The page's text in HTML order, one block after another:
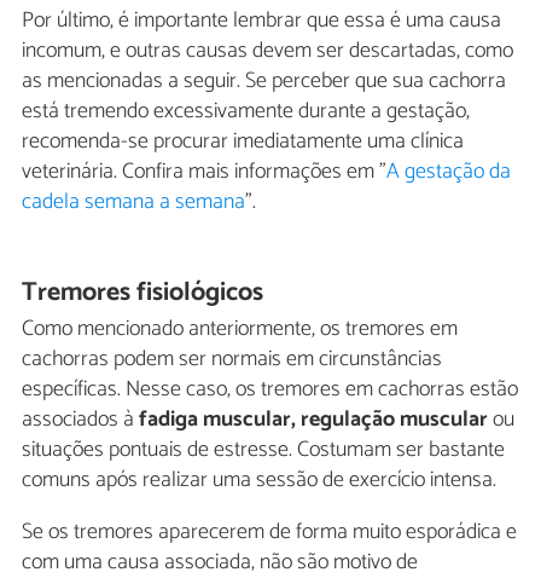
Por último, é importante lembrar que essa é uma causa
incomum, e outras causas devem ser descartadas, como
as mencionadas a seguir. Se perceber que sua cachorra
está tremendo excessivamente durante a gestação,
recomenda-se procurar imediatamente uma clínica
veterinária. Confira mais informações em "A gestação da
cadela semana a semana".
Tremores fisiológicos
Como mencionado anteriormente, os tremores em
cachorras podem ser normais em circunstâncias
específicas. Nesse caso, os tremores em cachorras estão
associados àfadiga muscular, regulação muscularou
situações pontuais de estresse. Costumam ser bastante
comuns após realizar uma sessão de exercício intensa.
Se os tremores aparecerem de forma muito esporádica e
com uma causa associada, não são motivo de